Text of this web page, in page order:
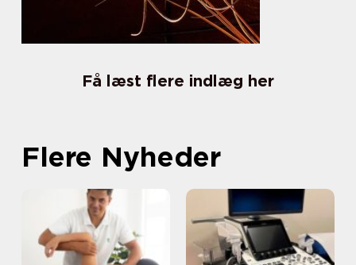
Få læst flere indlæg her
Flere Nyheder